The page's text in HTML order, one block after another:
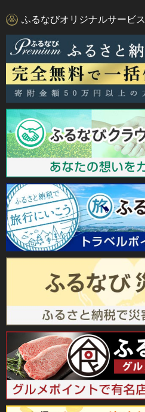
ふるなびオリジナルサービス